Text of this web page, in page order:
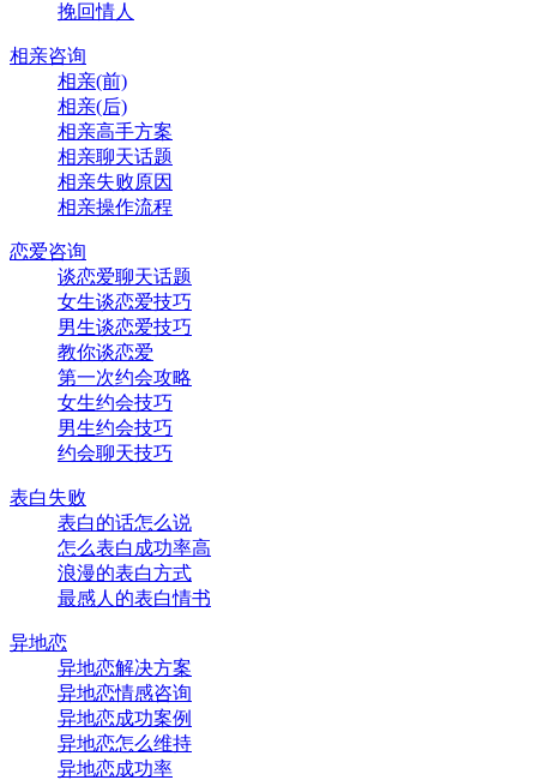
挽回情人
相亲咨询
相亲(前)
相亲(后)
相亲高手方案
相亲聊天话题
相亲失败原因
相亲操作流程
恋爱咨询
谈恋爱聊天话题
女生谈恋爱技巧
男生谈恋爱技巧
教你谈恋爱
第一次约会攻略
女生约会技巧
男生约会技巧
约会聊天技巧
表白失败
表白的话怎么说
怎么表白成功率高
浪漫的表白方式
最感人的表白情书
异地恋
异地恋解决方案
异地恋情感咨询
异地恋成功案例
异地恋怎么维持
异地恋成功率